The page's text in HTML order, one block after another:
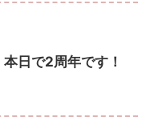
日で2周年です！